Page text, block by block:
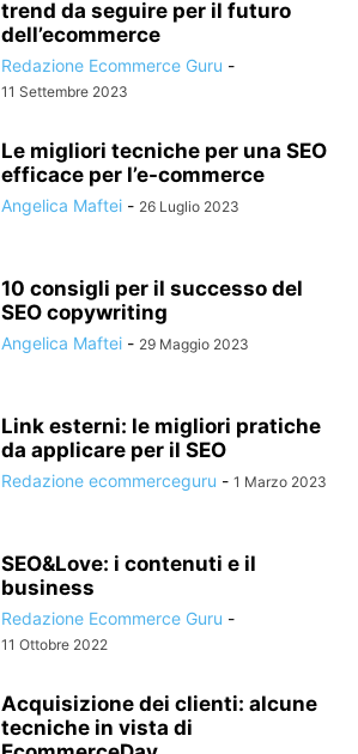
trend da seguire per il futuro
dell’ecommerce
Redazione Ecommerce Guru -
11 Settembre 2023
Le migliori tecniche per una SEO
efficace per l’e-commerce
Angelica Maftei - 26 Luglio 2023
10 consigli per il successo del
SEO copywriting
Angelica Maftei - 29 Maggio 2023
Link esterni: le migliori pratiche
da applicare per il SEO
Redazione ecommerceguru - 1 Marzo 2023
SEO&Love: i contenuti e il
business
Redazione Ecommerce Guru -
11 Ottobre 2022
Acquisizione dei clienti: alcune
tecniche in vista di